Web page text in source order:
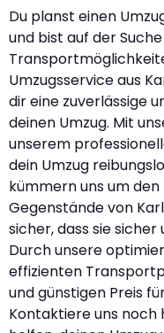
Du planst einen
und bist auf der
Umzugsservice aus
dir eine zuverlässige
deinen Umzug. Mit
unserem
dein Umzug
kümmern uns um
Gegenstände von
sicher, dass sie
Durch unsere
effizienten
und günstigen Preis
Kontaktiere uns noch